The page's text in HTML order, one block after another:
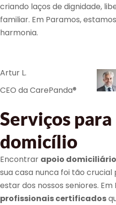
criando laços de dignidade,
familiar. Em Paramos,
harmonia.
Artur L.
CEO da CarePanda®
Serviços para
domicílio
Encontrar apoio domiciliário
sua casa nunca foi tão
estar dos nossos seniores. Em
profissionais certificados